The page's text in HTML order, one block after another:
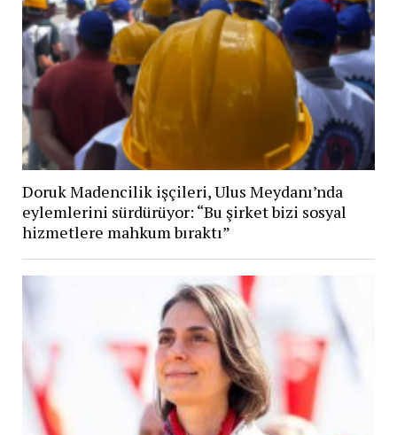
Doruk Madencilik işçileri, Ulus Meydanı’nda
eylemlerini sürdürüyor: “Bu şirket bizi sosyal
hizmetlere mahkum bıraktı”